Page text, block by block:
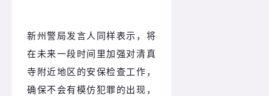
新州警局发言人同样表示，将
在未来一段时间里加强对清真
寺附近地区的安保检查工作，
确保不会有模仿犯罪的出现，